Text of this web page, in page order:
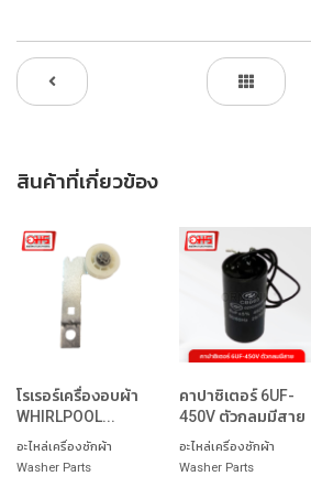
สินค้าที่เกี่ยวข้อง
โรเรอร์เครื่องอบผ้า
WHIRLPOOL...
อะไหล่เครื่องซักผ้า
Washer Parts
คาปาซิเตอร์ 6UF-
450V ตัวกลมมีสาย
อะไหล่เครื่องซักผ้า
Washer Parts